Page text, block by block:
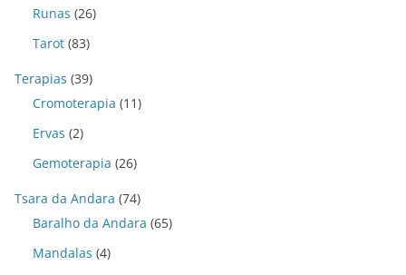
Runas (26)
Tarot (83)
Terapias (39)
Cromoterapia (11)
Ervas (2)
Gemoterapia (26)
Tsara da Andara (74)
Baralho da Andara (65)
Mandalas (4)